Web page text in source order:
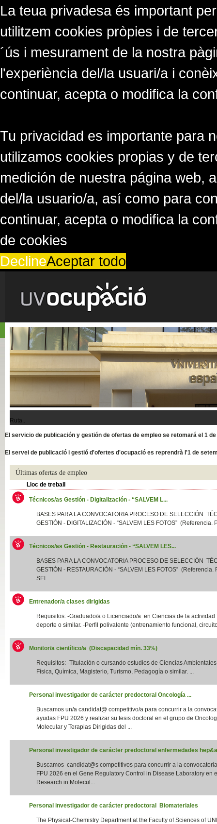
La teua privadesa és important
utilitzem cookies pròpies i de
´ús i mesurament de la nostra
l'experiència del/la usuari/a i
continuar, acepta o modifica la
Tu privacidad es importante para
utilizamos cookies propias y de
medición de nuestra página web,
del/la usuario/a, así como para
continuar, acepta o modifica la
de cookies
DeclineAceptar todo
Ruta..
El servicio de publicación y gestión de ofertas de empleo se retomará el 1
El servei de publicació i gestió d'ofertes d'ocupació es reprendrà l'1 de
Últimas ofertas de empleo
Lloc de treball
Técnicos/as Gestión - Digitalización - “SALVEM L...
BASES PARA LA CONVOCATORIA PROCESO DE SELECCIÓN
GESTIÓN - DIGITALIZACIÓN - “SALVEM LES FOTOS” (Referencia.
Técnicos/as Gestión - Restauración - “SALVEM LES...
BASES PARA LA CONVOCATORIA PROCESO DE SELECCIÓN
GESTIÓN - RESTAURACIÓN - “SALVEM LES FOTOS” (Referencia.
SEL....
Entrenador/a clases dirigidas
Requisitos: -Graduado/a o Licenciado/a en Ciencias de la actividad
deporte o similar. -Perfil polivalente (entrenamiento funcional,
Monitor/a científico/a (Discapacidad mín. 33%)
Requisitos: -Titulación o cursando estudios de Ciencias
Física, Química, Magisterio, Turismo, Pedagogía o similar. ...
Personal investigador de carácter predoctoral Oncología ...
Buscamos un/a candidat@ competitivo/a para concurrir a la
ayudas FPU 2026 y realizar su tesis doctoral en el grupo de
Molecular y Terapias Dirigidas del ...
Personal investigador de carácter predoctoral enfermedades
Buscamos candidat@s competitivos para concurrir a la
FPU 2026 en el Gene Regulatory Control in Disease Laboratory en
Research in Molecul...
Personal investigador de carácter predoctoral Biomateriales
The Physical-Chemistry Department at the Faculty of Sciences of